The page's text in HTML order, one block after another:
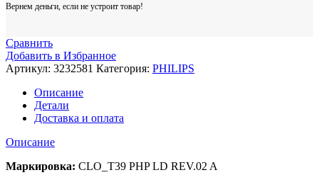
Вернем деньги, если не устроит товар!
Сравнить
Добавить в Избранное
Артикул: 3232581 Категория: PHILIPS
Описание
Детали
Доставка и оплата
Описание
Маркировка: CLO_T39 PHP LD REV.02 A